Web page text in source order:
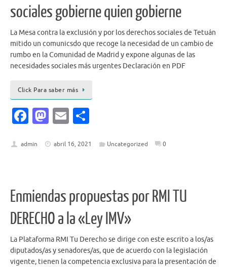
sociales gobierne quien gobierne
La Mesa contra la exclusión y por los derechos sociales de Tetuán
mitido un comunicsdo que recoge la necesidad de un cambio de
rumbo en la Comunidad de Madrid y expone algunas de las
necesidades sociales más urgentes Declaración en PDF
Click Para saber más
Fa
e
o
k
M
to
n
E
ai m
ti
r
admin abril 16, 2021 Uncategorized 0
Enmiendas propuestas por RMI TU
DERECHO a la «Ley IMV»
La Plataforma RMI Tu Derecho se dirige con este escrito a los/as
diputados/as y senadores/as, que de acuerdo con la legislación
vigente, tienen la competencia exclusiva para la presentación de